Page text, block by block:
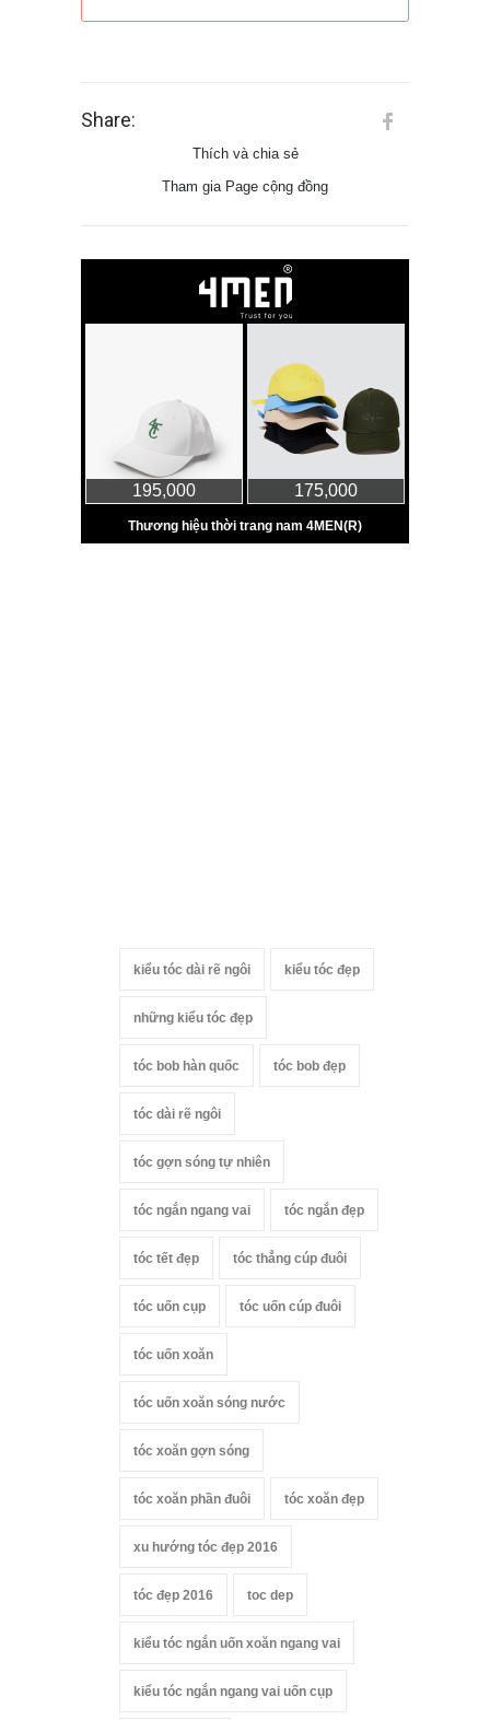
Share:
Thích và chia sẻ
Tham gia Page cộng đồng
kiểu tóc dài rẽ ngôi kiểu tóc đẹp
những kiểu tóc đẹp
tóc bob hàn quốc tóc bob đẹp
tóc dài rẽ ngôi
tóc gợn sóng tự nhiên
tóc ngắn ngang vai tóc ngắn đẹp
tóc tết đẹp tóc thẳng cúp đuôi
tóc uốn cụp tóc uốn cúp đuôi
tóc uốn xoăn
tóc uốn xoăn sóng nước
tóc xoăn gợn sóng
tóc xoăn phần đuôi tóc xoăn đẹp
xu hướng tóc đẹp 2016
tóc đẹp 2016 toc dep
kiểu tóc ngắn uốn xoăn ngang vai
kiểu tóc ngắn ngang vai uốn cụp